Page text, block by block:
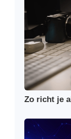
Zo richt je